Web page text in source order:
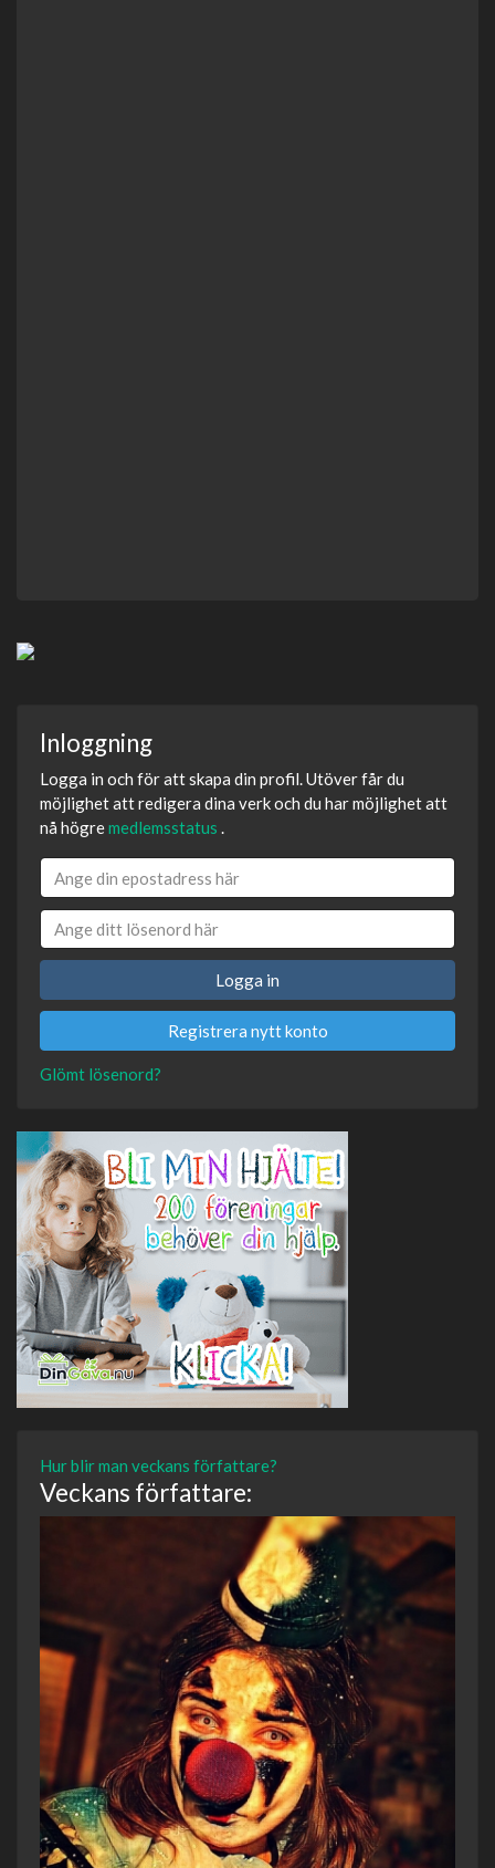
Inloggning
Logga in och för att skapa din profil. Utöver får du
möjlighet att redigera dina verk och du har möjlighet att
nå högremedlemsstatus .
Logga in
Registrera nytt konto
Glömt lösenord?
Hur blir man veckans författare?
Veckans författare: